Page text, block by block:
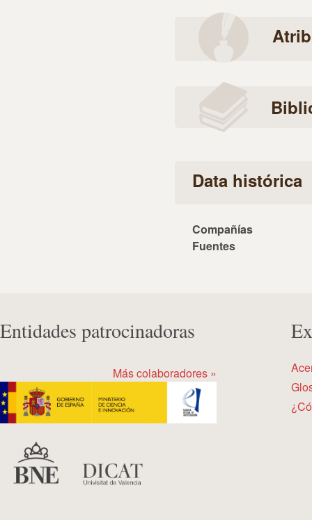
Data histórica
Compañías
Fuentes
Entidades patrocinadoras
Más colaboradores »